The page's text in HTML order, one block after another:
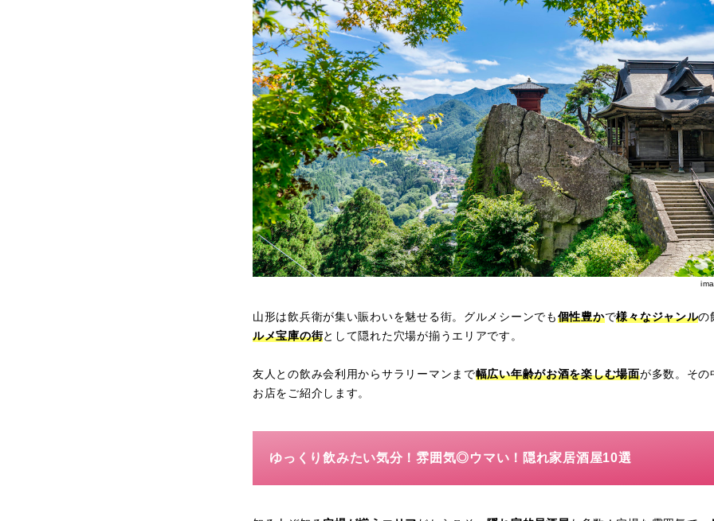
山形は飲兵衛が集い賑わいを魅せる街。グルメシーンでも個性豊かで様々なジャンルの
ルメ宝庫の街として隠れた穴場が揃うエリアです。
友人との飲み会利用からサラリーマンまで幅広い年齢がお酒を楽しむ場面が多数。その
お店をご紹介します。
ゆっくり飲みたい気分！雰囲気◎ウマい！隠れ家居酒屋10選